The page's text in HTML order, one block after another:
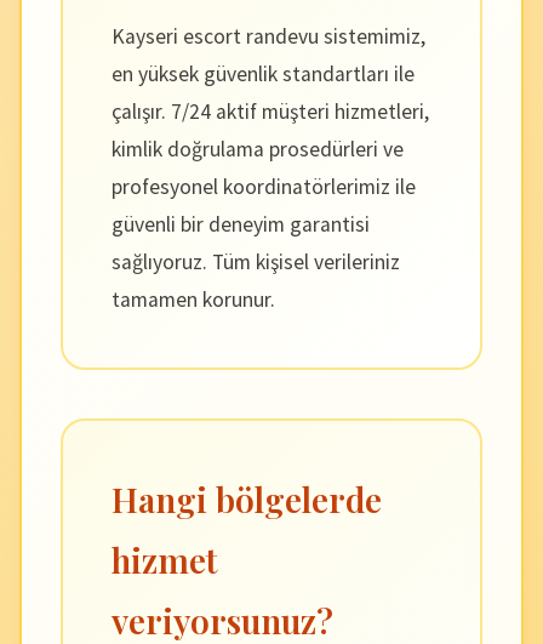
Kayseri escort randevu sistemimiz,
en yüksek güvenlik standartları ile
çalışır. 7/24 aktif müşteri hizmetleri,
kimlik doğrulama prosedürleri ve
profesyonel koordinatörlerimiz ile
güvenli bir deneyim garantisi
sağlıyoruz. Tüm kişisel verileriniz
tamamen korunur.
Hangi bölgelerde
hizmet
veriyorsunuz?